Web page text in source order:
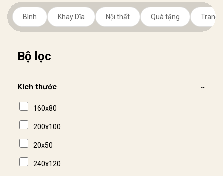
Bình Khay Dĩa Nội thất Quà tặng Trang
Bộ lọc
Kích thước
160x80
200x100
20x50
240x120